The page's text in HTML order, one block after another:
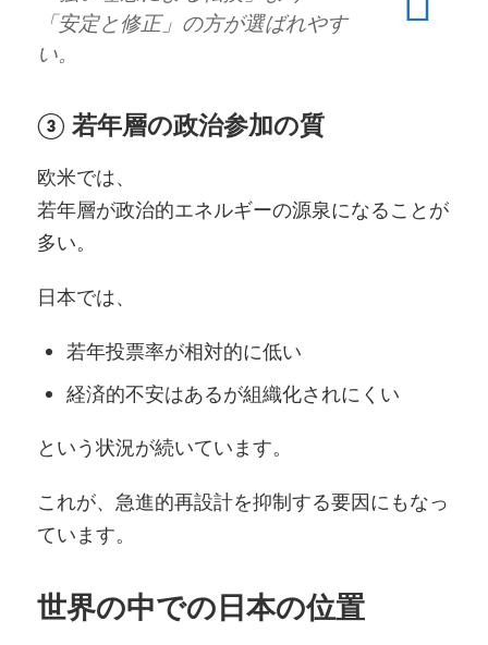
「安定と修正」の方が選ばれやす
い。
③ 若年層の政治参加の質
欧米では、
若年層が政治的エネルギーの源泉になることが
多い。
日本では、
若年投票率が相対的に低い
経済的不安はあるが組織化されにくい
という状況が続いています。
これが、急進的再設計を抑制する要因にもなっ
ています。
世界の中での日本の位置